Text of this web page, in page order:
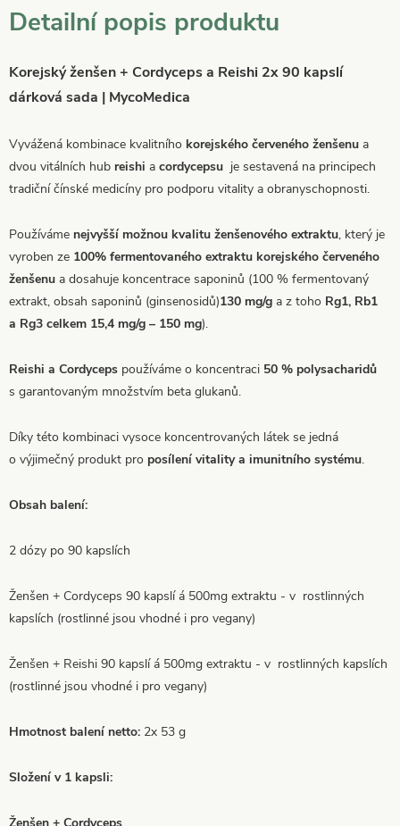
Detailní popis produktu
Korejský ženšen + Cordyceps a Reishi 2x 90 kapslí
dárková sada | MycoMedica
Vyvážená kombinace kvalitního korejského červeného ženšenu a
dvou vitálních hub reishi a cordycepsu je sestavená na principech
tradiční čínské medicíny pro podporu vitality a obranyschopnosti.
Používáme nejvyšší možnou kvalitu ženšenového extraktu, který je
vyroben ze 100% fermentovaného extraktu korejského červeného
ženšenu a dosahuje koncentrace saponinů (100 % fermentovaný
extrakt, obsah saponinů (ginsenosidů)130 mg/g a z toho Rg1, Rb1
a Rg3 celkem 15,4 mg/g – 150 mg).
Reishi a Cordyceps používáme o koncentraci 50 % polysacharidů
s garantovaným množstvím beta glukanů.
Díky této kombinaci vysoce koncentrovaných látek se jedná
o výjimečný produkt pro posílení vitality a imunitního systému.
Obsah balení:
2 dózy po 90 kapslích
Ženšen + Cordyceps 90 kapslí á 500mg extraktu - v rostlinných
kapslích (rostlinné jsou vhodné i pro vegany)
Ženšen + Reishi 90 kapslí á 500mg extraktu - v rostlinných kapslích
(rostlinné jsou vhodné i pro vegany)
Hmotnost balení netto: 2x 53 g
Složení v 1 kapsli:
Ženšen + Cordyceps